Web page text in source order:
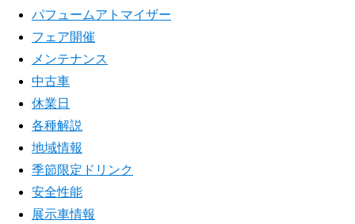
パフュームアトマイザー
フェア開催
メンテナンス
中古車
休業日
各種解説
地域情報
季節限定ドリンク
安全性能
展示車情報